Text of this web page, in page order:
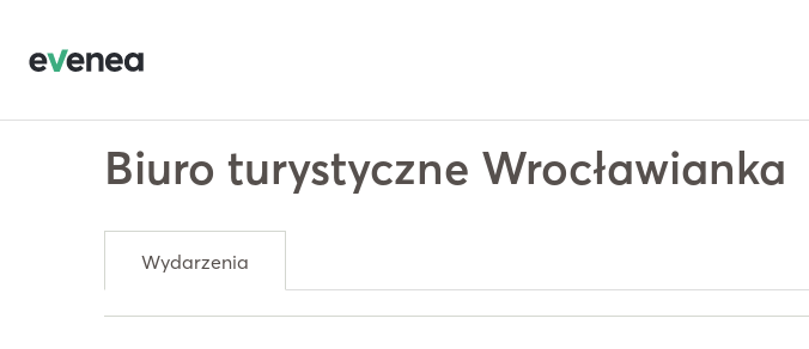
Biuro turystyczne Wrocławianka
Wydarzenia